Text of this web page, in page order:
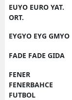
EUYO EURO YAT.
ORT.
EYGYO EYG GMYO
FADE FADE GIDA
FENER
FENERBAHCE
FUTBOL